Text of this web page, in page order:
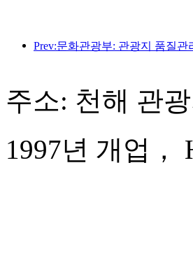
주소: 천해 관
1997년 개업，